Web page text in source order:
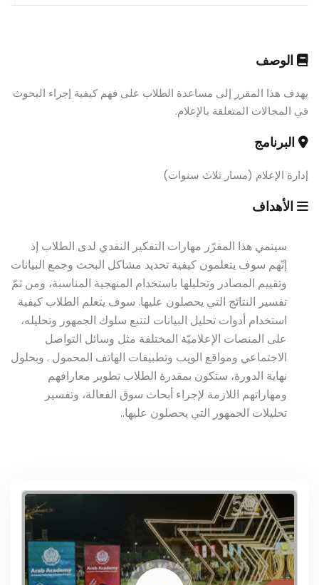
الوصف
يهدف هذا المقرر إلى مساعدة الطلاب على فهم كيفية إجراء البحوث
في المجالات المتعلقة بالإعلام.
البرنامج
إدارة الإعلام (مسار ثلاث سنوات)
الأهداف
سينمي هذا المقرّر مهارات التفكير النقدي لدى الطلاب إذ
إنّهم سوف يتعلمون كيفية تحديد مشاكل البحث وجمع البيانات
وتقييم المصادر وتحليلها باستخدام المنهجية المناسبة، ومن ثمّ
تفسير النتائج التي يحصلون عليها. سوف يتعلم الطلاب كيفية
استخدام أدوات تحليل البيانات لتتبع سلوك الجمهور وتحليله،
على المنصات الإعلاميّة المختلفة مثل وسائل التواصل
الاجتماعي ومواقع الويب وتطبيقات الهاتف المحمول . وبحلول
نهاية الدورة، ستكون بمقدرة الطلاب تطوير معارافهم
ومهاراتهم اللازمة لإجراء أبحاث سوق الفعالة، وتفسير
تحليلات الجمهور التي يحصلون عليها..